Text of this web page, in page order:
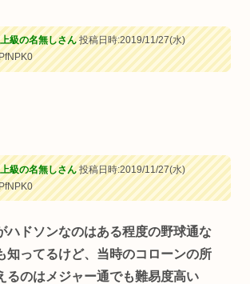
級の名無しさん投稿日時:2019/11/27(水)
級の名無しさん投稿日時:2019/11/27(水)
ハドソンなのはある程度の野球通な
知ってるけど、当時のコローンの所
るのはメジャー通でも難易度高い